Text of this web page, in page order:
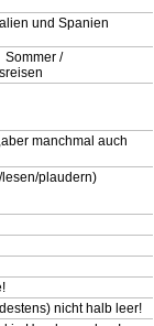
und Spanien
Sommer /
manchmal auch
plaudern)
nicht halb leer!